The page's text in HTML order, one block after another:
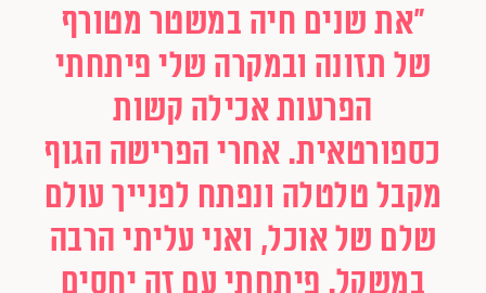
"את שנים חיה במשטר מטורף
של תזונה ובמקרה שלי פיתחתי
הפרעות אכילה קשות
כספורטאית. אחרי הפרישה הגוף
מקבל טלטלה ונפתח לפנייך עולם
שלם של אוכל, ואני עליתי הרבה
במשקל. פיתחתי עם זה יחסים